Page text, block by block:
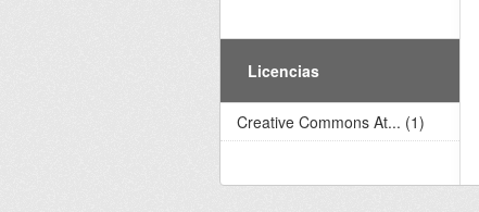
Licencias
Creative Commons At... (1)